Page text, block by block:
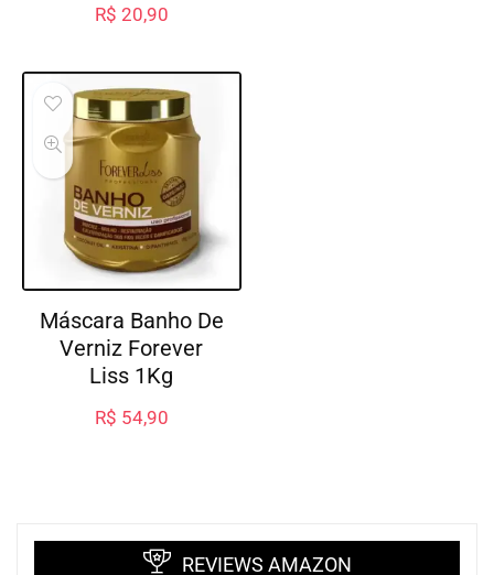
R$ 20,90
Máscara Banho De
Verniz Forever
Liss 1Kg
R$ 54,90
REVIEWS AMAZON